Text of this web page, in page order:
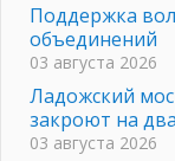
Поддержка
объединений
03 августа 2026
Ладожский
закроют на
03 августа 2026